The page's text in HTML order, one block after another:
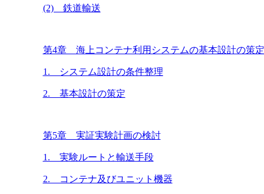
(2) 鉄道輸送
第4章 海上コンテナ利用システムの基本設計の策定
1. システム設計の条件整理
2. 基本設計の策定
第5章 実証実験計画の検討
1. 実験ルートと輸送手段
2. コンテナ及びユニット機器